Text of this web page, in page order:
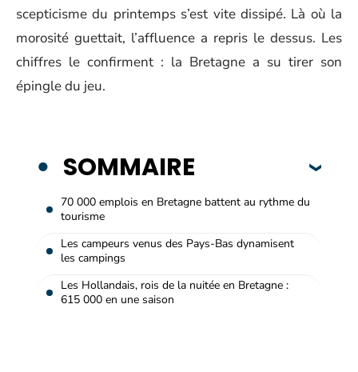
scepticisme du printemps s’est vite dissipé. Là où la
morosité guettait, l’affluence a repris le dessus. Les
chiffres le confirment : la Bretagne a su tirer son
épingle du jeu.
SOMMAIRE
70 000 emplois en Bretagne battent au rythme du
tourisme
Les campeurs venus des Pays-Bas dynamisent
les campings
Les Hollandais, rois de la nuitée en Bretagne :
615 000 en une saison